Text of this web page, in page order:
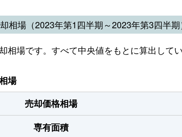
相場（2023年第1四半期～2023年第3四半期
相場です。すべて中央値をもとに算出してい
場
売却価格相場
専有面積